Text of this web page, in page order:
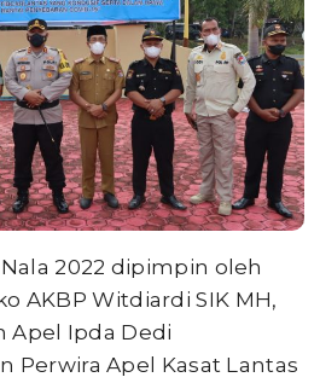
2022 dipimpin oleh
AKBP Witdiardi SIK MH,
Apel Ipda Dedi
Perwira Apel Kasat Lantas